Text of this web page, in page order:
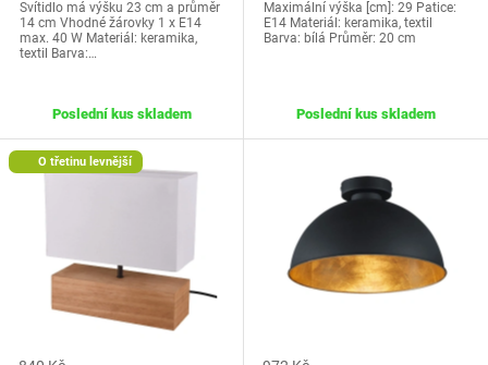
Svítidlo má výšku 23 cm a průměr
14 cm Vhodné žárovky 1 x E14
max. 40 W Materiál: keramika,
textil Barva:…
Poslední kus skladem
Maximální výška [cm]: 29 Patice:
E14 Materiál: keramika, textil
Barva: bílá Průměr: 20 cm
Poslední kus skladem
O třetinu levnější